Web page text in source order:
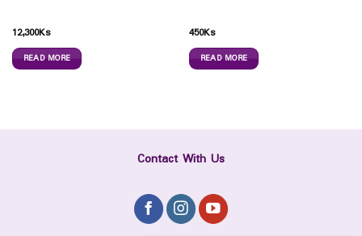
12,300Ks
READ MORE
450Ks
READ MORE
Contact With Us